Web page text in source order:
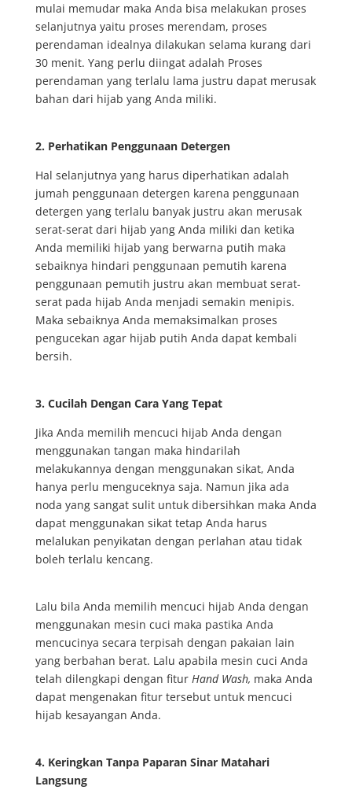
mulai memudar maka Anda bisa melakukan proses
selanjutnya yaitu proses merendam, proses
perendaman idealnya dilakukan selama kurang dari
30 menit. Yang perlu diingat adalah Proses
perendaman yang terlalu lama justru dapat merusak
bahan dari hijab yang Anda miliki.
2. Perhatikan Penggunaan Detergen
Hal selanjutnya yang harus diperhatikan adalah
jumah penggunaan detergen karena penggunaan
detergen yang terlalu banyak justru akan merusak
serat-serat dari hijab yang Anda miliki dan ketika
Anda memiliki hijab yang berwarna putih maka
sebaiknya hindari penggunaan pemutih karena
penggunaan pemutih justru akan membuat serat-
serat pada hijab Anda menjadi semakin menipis.
Maka sebaiknya Anda memaksimalkan proses
pengucekan agar hijab putih Anda dapat kembali
bersih.
3. Cucilah Dengan Cara Yang Tepat
Jika Anda memilih mencuci hijab Anda dengan
menggunakan tangan maka hindarilah
melakukannya dengan menggunakan sikat, Anda
hanya perlu menguceknya saja. Namun jika ada
noda yang sangat sulit untuk dibersihkan maka Anda
dapat menggunakan sikat tetap Anda harus
melalukan penyikatan dengan perlahan atau tidak
boleh terlalu kencang.
Lalu bila Anda memilih mencuci hijab Anda dengan
menggunakan mesin cuci maka pastika Anda
mencucinya secara terpisah dengan pakaian lain
yang berbahan berat. Lalu apabila mesin cuci Anda
telah dilengkapi dengan fitur Hand Wash, maka Anda
dapat mengenakan fitur tersebut untuk mencuci
hijab kesayangan Anda.
4. Keringkan Tanpa Paparan Sinar Matahari
Langsung